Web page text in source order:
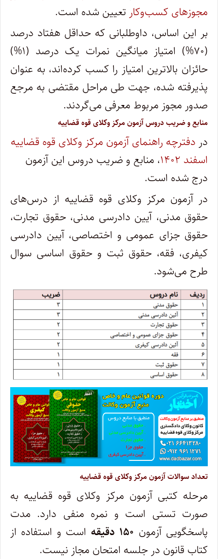
مجوزهای کسب‌وکار تعیین شده است.
بر این اساس، داوطلبانی که حداقل هفتاد درصد
(۷۰%) امتیاز میانگین نمرات یک درصد (۱%)
حائزان بالاترین امتیاز را کسب کرده‌اند، به عنوان
پذیرفته شده، جهت طی مراحل مقتضی به مرجع
صدور مجوز مربوط معرفی می‌گردند.
منابع و ضریب دروس آزمون مرکز وکلای قوه قضاییه
در دفترچه راهنمای آزمون مرکز وکلای قوه قضاییه
اسفند ۱۴۰۲
، منابع و ضریب دروس این آزمون
درج شده است.
در آزمون مرکز وکلای قوه قضاییه از درس‌های
حقوق مدنی، آیین دادرسی مدنی، حقوق تجارت،
حقوق جزای عمومی و اختصاصی، آیین دادرسی
کیفری، فقه، حقوق ثبت و حقوق اساسی سوال
طرح می‌شود.
تعداد سوالات آزمون مرکز وکلای قوه قضاییه
مرحله کتبی آزمون مرکز وکلای قوه قضاییه به
صورت تستی است و نمره منفی دارد. مدت
پاسخگویی آزمون
است و استفاده از
کتاب قانون در جلسه امتحان مجاز نیست.